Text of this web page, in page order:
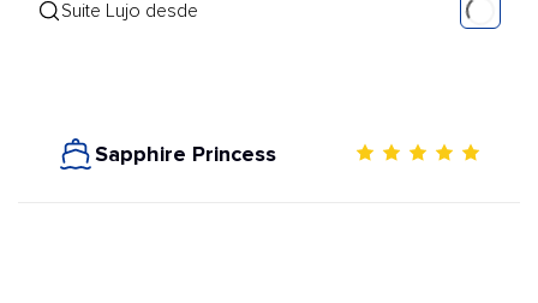
Suite Lujo desde
Sapphire Princess